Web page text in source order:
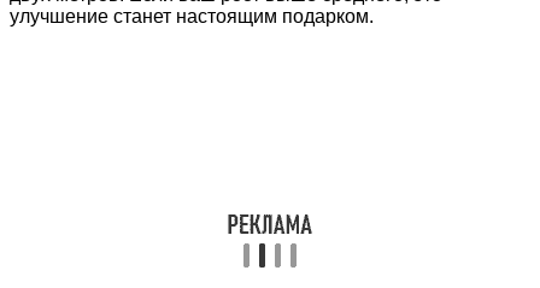
улучшение станет настоящим подарком.